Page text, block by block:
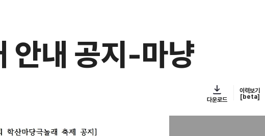
내 공지-마냥
다운로드
이력보기
[beta]